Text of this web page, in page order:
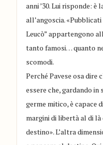
anni ’30. Lui risponde: è
all’angoscia.
Leucò” appartengono
tanto famosi… quanto
scomodi.
Perché Pavese osa dire
essere che, gardando
germe mitico, è capace
margini di libertà al di
destino». L’altra